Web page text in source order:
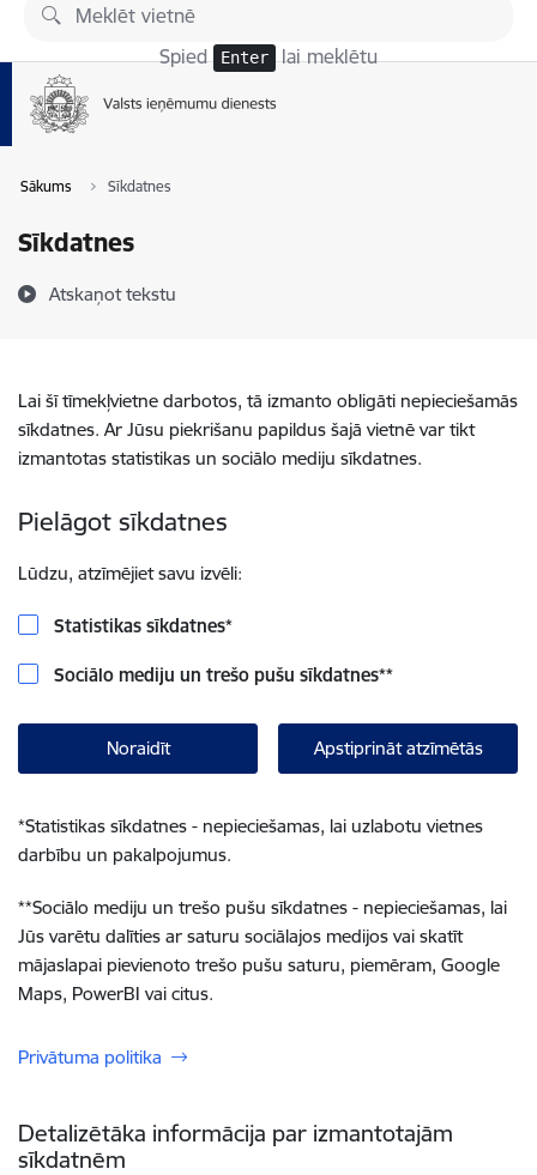
Pāriet uz lapas saturu
Spied Enter lai meklētu
Sākums Sīkdatnes
Sīkdatnes
Atskaņot tekstu
Lai šī tīmekļvietne darbotos, tā izmanto obligāti nepieciešamās
sīkdatnes. Ar Jūsu piekrišanu papildus šajā vietnē var tikt
izmantotas statistikas un sociālo mediju sīkdatnes.
Pielāgot sīkdatnes
Lūdzu, atzīmējiet savu izvēli:
Statistikas sīkdatnes*
Sociālo mediju un trešo pušu sīkdatnes**
Noraidīt Apstiprināt atzīmētās
*Statistikas sīkdatnes - nepieciešamas, lai uzlabotu vietnes
darbību un pakalpojumus.
**Sociālo mediju un trešo pušu sīkdatnes - nepieciešamas, lai
Jūs varētu dalīties ar saturu sociālajos medijos vai skatīt
mājaslapai pievienoto trešo pušu saturu, piemēram, Google
Maps, PowerBI vai citus.
Privātuma politika
Detalizētāka informācija par izmantotajām
sīkdatnēm